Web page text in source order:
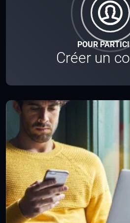
POUR
Créer un